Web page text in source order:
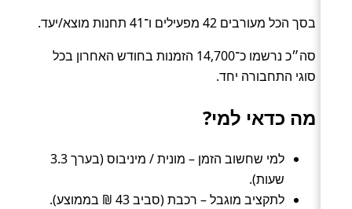
בסך הכל מעורבים 42 מפעילים ו־41 תחנות מוצא/יעד.
סה״כ נרשמו כ־14,700 הזמנות בחודש האחרון בכל
סוגי התחבורה יחד.
מה כדאי למי?
למי שחשוב הזמן – מונית / מיניבוס (בערך 3.3
שעות).
לתקציב מוגבל – רכבת (סביב 43 ₪ בממוצע).